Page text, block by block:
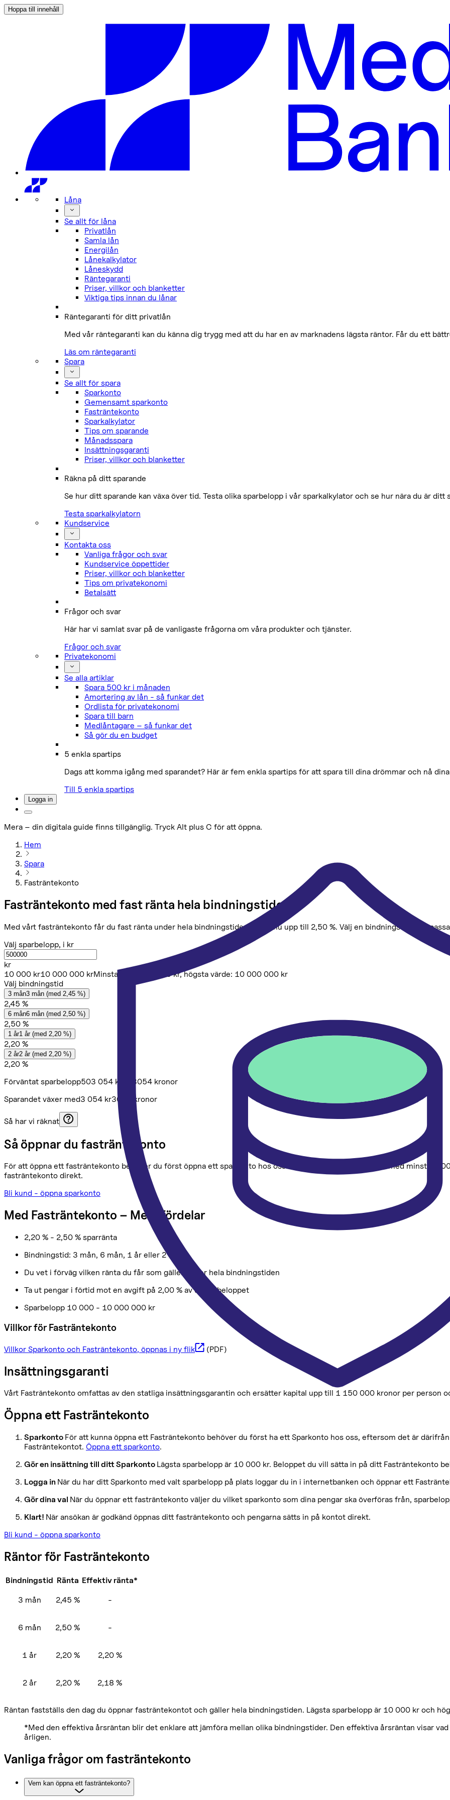
Hoppa till innehåll
Låna
Se allt för låna
Privatlån
Samla lån
Energilån
Lånekalkylator
Låneskydd
Räntegaranti
Priser, villkor och blanketter
Viktiga tips innan du lånar
Räntegaranti för ditt privatlån
Med vår räntegaranti kan du känna dig trygg med att du har en av marknadens lägsta räntor. Får du ett
Läs om räntegaranti
Spara
Se allt för spara
Sparkonto
Gemensamt sparkonto
Fasträntekonto
Sparkalkylator
Tips om sparande
Månadsspara
Insättningsgaranti
Priser, villkor och blanketter
Räkna på ditt sparande
Se hur ditt sparande kan växa över tid. Testa olika sparbelopp i vår sparkalkylator och se hur nära du är ditt
Testa sparkalkylatorn
Kundservice
Kontakta oss
Vanliga frågor och svar
Kundservice öppettider
Priser, villkor och blanketter
Tips om privatekonomi
Betalsätt
Frågor och svar
Här har vi samlat svar på de vanligaste frågorna om våra produkter och tjänster.
Frågor och svar
Privatekonomi
Se alla artiklar
Spara 500 kr i månaden
Amortering av lån - så funkar det
Ordlista för privatekonomi
Spara till barn
Medlåntagare – så funkar det
Så gör du en budget
5 enkla spartips
Dags att komma igång med sparandet? Här är fem enkla spartips för att spara till dina drömmar och nå
Till 5 enkla spartips
Logga in
Mera – din digitala guide finns tillgänglig. Tryck Alt plus C för att öppna.
Hem
Spara
Fasträntekonto
Fasträntekonto med fast ränta hela bindningstiden
Med vårt fasträntekonto får du fast ränta under hela bindningstiden – just nu upp till 2,50 %. Välj en bindningstid som
Välj sparbelopp, i kr
kr
10 000 kr10 000 000 krMinsta värde: 10 000 kr, högsta värde: 10 000 000 kr
Välj bindningstid
3 mån3 mån (med 2,45 %)
2,45 %
6 mån6 mån (med 2,50 %)
2,50 %
1 år1 år (med 2,20 %)
2,20 %
2 år2 år (med 2,20 %)
2,20 %
Förväntat sparbelopp503 054 kr
503054 kronor
Sparandet växer med3 054 kr3054 kronor
Så har vi räknat
Så öppnar du fasträntekonto
För att öppna ett fasträntekonto behöver du först öppna ett sparkonto hos oss. Har du redan ett sparkonto med minst 10
fasträntekonto direkt.
Bli kund - öppna sparkonto
Med Fasträntekonto – Mera fördelar
2,20 % - 2,50 % sparränta
Bindningstid: 3 mån, 6 mån, 1 år eller 2 år
Du vet i förväg vilken ränta du får som gäller under hela bindningstiden
Ta ut pengar i förtid mot en avgift på 2,00 % av uttagsbeloppet
Sparbelopp 10 000 - 10 000 000 kr
Villkor för Fasträntekonto
Villkor Sparkonto och Fasträntekonto, öppnas i ny flik (PDF)
Insättningsgaranti
Vårt Fasträntekonto omfattas av den statliga insättningsgarantin och ersätter kapital upp till 1 150 000 kronor per person
Öppna ett Fasträntekonto
Sparkonto För att kunna öppna ett Fasträntekonto behöver du först ha ett Sparkonto hos oss, eftersom det är
Fasträntekontot. Öppna ett sparkonto.
Gör en insättning till ditt Sparkonto Lägsta sparbelopp är 10 000 kr. Beloppet du vill sätta in på ditt Fasträntekonto
Logga in När du har ditt Sparkonto med valt sparbelopp på plats loggar du in i internetbanken och öppnar ett
Gör dina val När du öppnar ett fasträntekonto väljer du vilket sparkonto som dina pengar ska överföras från,
Klart! När ansökan är godkänd öppnas ditt fasträntekonto och pengarna sätts in på kontot direkt.
Bli kund - öppna sparkonto
Räntor för Fasträntekonto
Bindningstid Ränta Effektiv ränta*
3 mån 2,45 % -
6 mån 2,50 % -
1 år 2,20 % 2,20 %
2 år 2,20 % 2,18 %
Räntan fastställs den dag du öppnar fasträntekontot och gäller hela bindningstiden. Lägsta sparbelopp är 10 000 kr och
*Med den effektiva årsräntan blir det enklare att jämföra mellan olika bindningstider. Den effektiva årsräntan visar
årligen.
Vanliga frågor om fasträntekonto
Vem kan öppna ett fasträntekonto?